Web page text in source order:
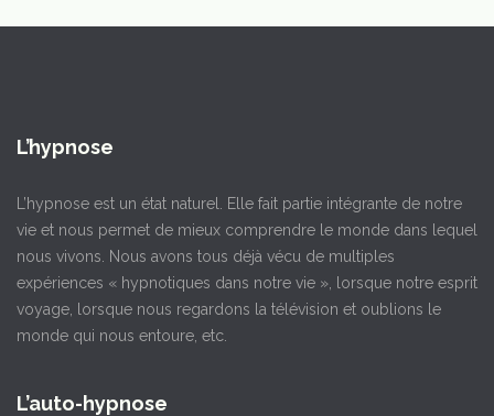
L’hypnose
L’hypnose est un état naturel. Elle fait partie intégrante de notre
vie et nous permet de mieux comprendre le monde dans lequel
nous vivons. Nous avons tous déjà vécu de multiples
expériences « hypnotiques dans notre vie », lorsque notre esprit
voyage, lorsque nous regardons la télévision et oublions le
monde qui nous entoure, etc.
L’auto-hypnose